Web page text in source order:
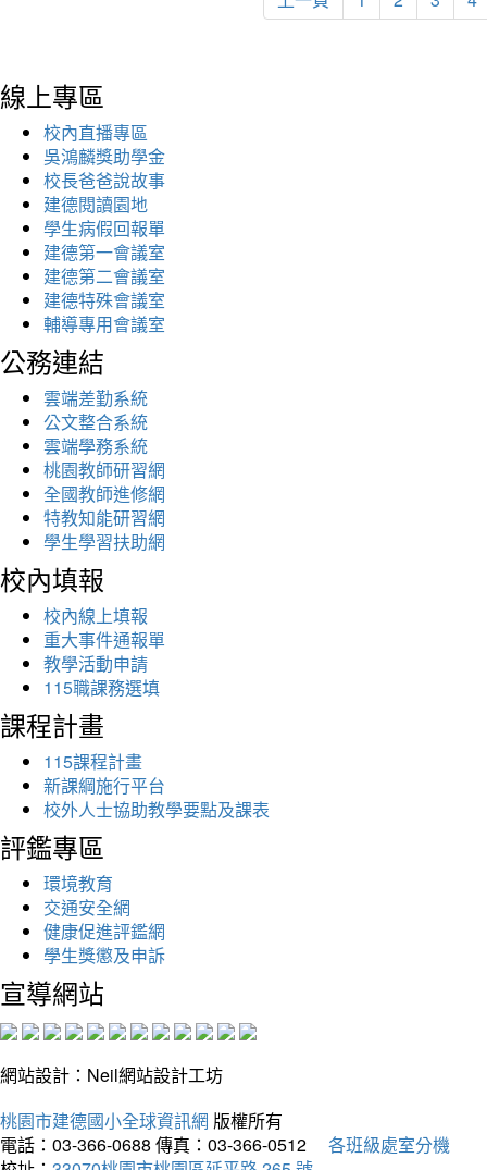
線上專區
校內直播專區
吳鴻麟獎助學金
校長爸爸說故事
建德閱讀園地
學生病假回報單
建德第一會議室
建德第二會議室
建德特殊會議室
輔導專用會議室
公務連結
雲端差勤系統
公文整合系統
雲端學務系統
桃園教師研習網
全國教師進修網
特教知能研習網
學生學習扶助網
校內填報
校內線上填報
重大事件通報單
教學活動申請
115職課務選填
課程計畫
115課程計畫
新課綱施行平台
校外人士協助教學要點及課表
評鑑專區
環境教育
交通安全網
健康促進評鑑網
學生獎懲及申訴
宣導網站
網站設計：Neil網站設計工坊
桃園市建德國小全球資訊網 版權所有
電話：03-366-0688 傳真：03-366-0512
各班級處室分機